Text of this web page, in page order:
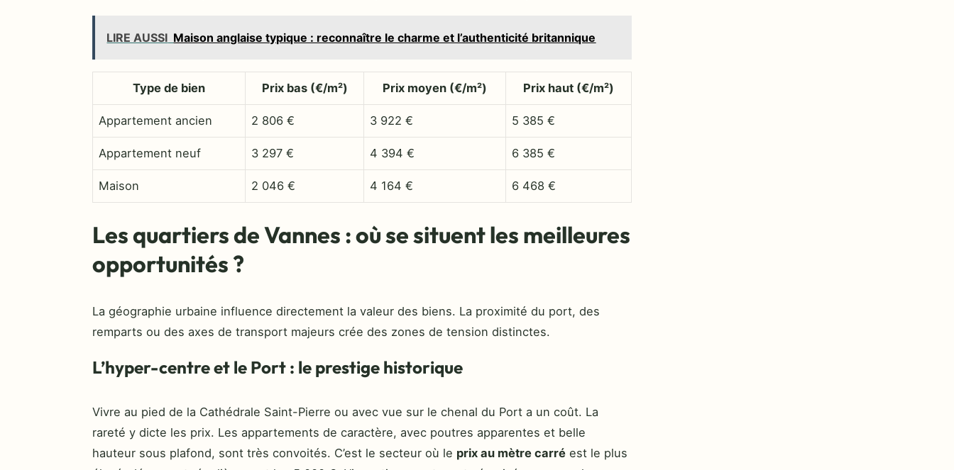
LIRE AUSSI Maison anglaise typique : reconnaître le charme et l’authenticité britannique
Type de bien Prix bas (€/m²) Prix moyen (€/m²) Prix haut (€/m²)
Appartement ancien 2 806 € 3 922 € 5 385 €
Appartement neuf 3 297 € 4 394 € 6 385 €
Maison 2 046 € 4 164 € 6 468 €
Les quartiers de Vannes : où se situent les meilleures
opportunités ?
La géographie urbaine influence directement la valeur des biens. La proximité du port, des
remparts ou des axes de transport majeurs crée des zones de tension distinctes.
L’hyper-centre et le Port : le prestige historique
Vivre au pied de la Cathédrale Saint-Pierre ou avec vue sur le chenal du Port a un coût. La
rareté y dicte les prix. Les appartements de caractère, avec poutres apparentes et belle
hauteur sous plafond, sont très convoités. C’est le secteur où le prix au mètre carré est le plus